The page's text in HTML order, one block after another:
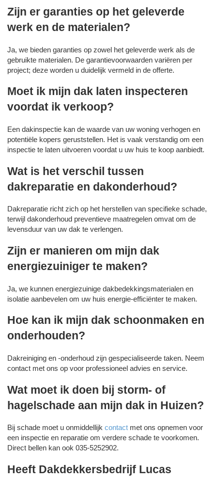
Zijn er garanties op het geleverde
werk en de materialen?
Ja, we bieden garanties op zowel het geleverde werk als de
gebruikte materialen. De garantievoorwaarden variëren per
project; deze worden u duidelijk vermeld in de offerte.
Moet ik mijn dak laten inspecteren
voordat ik verkoop?
Een dakinspectie kan de waarde van uw woning verhogen en
potentiële kopers geruststellen. Het is vaak verstandig om een
inspectie te laten uitvoeren voordat u uw huis te koop aanbiedt.
Wat is het verschil tussen
dakreparatie en dakonderhoud?
Dakreparatie richt zich op het herstellen van specifieke schade,
terwijl dakonderhoud preventieve maatregelen omvat om de
levensduur van uw dak te verlengen.
Zijn er manieren om mijn dak
energiezuiniger te maken?
Ja, we kunnen energiezuinige dakbedekkingsmaterialen en
isolatie aanbevelen om uw huis energie-efficiënter te maken.
Hoe kan ik mijn dak schoonmaken en
onderhouden?
Dakreiniging en -onderhoud zijn gespecialiseerde taken. Neem
contact met ons op voor professioneel advies en service.
Wat moet ik doen bij storm- of
hagelschade aan mijn dak in Huizen?
Bij schade moet u onmiddellijk contact met ons opnemen voor
een inspectie en reparatie om verdere schade te voorkomen.
Direct bellen kan ook 035-5252902.
Heeft Dakdekkersbedrijf Lucas